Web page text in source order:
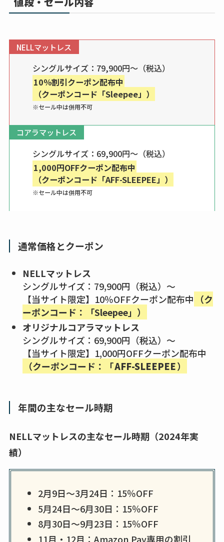
NELLマットレス
シングルサイズ：79,900円～（税込）
10％割引クーポン配布中
（クーポンコード「Sleepee」）
※セール中は併用不可
コアラマットレス
シングルサイズ：69,900円～（税込）
1,000円OFFクーポン配布中
（クーポンコード「AFF-SLEEPEE」）
※セール中は併用不可
通常価格とクーポン
NELLマットレス
シングルサイズ：79,900円（税込）〜
【当サイト限定】10％OFFクーポン配布中
（ク
ーポンコード：「Sleepee」）
オリジナルコアラマットレス
シングルサイズ：69,900円（税込）〜
【当サイト限定】1,000円OFFクーポン配布中
（クーポンコード：「AFF-SLEEPEE）
年間の主なセール時期
NELLマットレスの主なセール時期（2024年実
績）
2月9日〜3月24日：15％OFF
5月24日〜6月30日：15％OFF
8月30日〜9月23日：15％OFF
11月・12月：Amazon Pay専用の割引